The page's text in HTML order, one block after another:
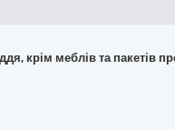
крім меблів та пакетів